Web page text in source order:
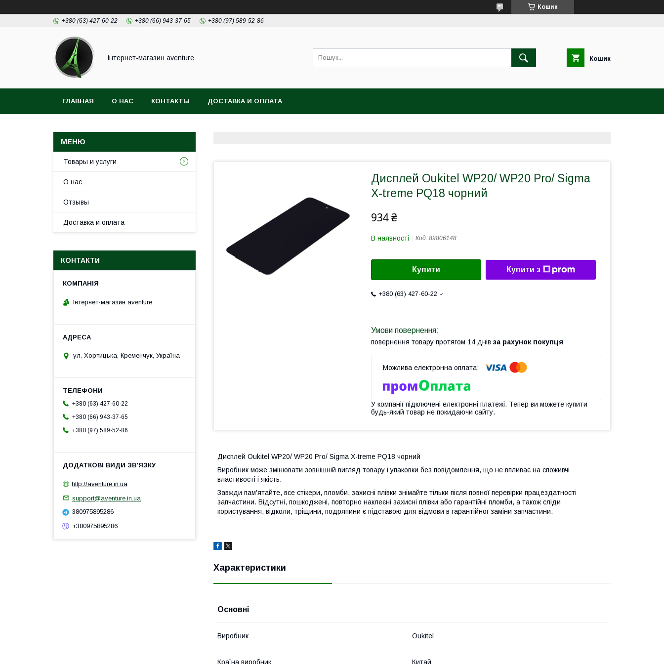
Кошик
+380 (63) 427-60-22 +380 (66) 943-37-65 +380 (97) 589-52-86
Інтернет-магазин aventure Кошик
ГЛАВНАЯ О НАС КОНТАКТЫ ДОСТАВКА И ОПЛАТА
Дисплей Oukitel WP20/ WP20 Pro/ Sigma
X-treme PQ18 чорний
934 ₴
В наявності Код: 89806148
Купити Купити з
+380 (63) 427-60-22
повернення товару протягом 14 днів за рахунок покупця
У компанії підключені електронні платежі. Тепер ви можете купити
будь-який товар не покидаючи сайту.
Дисплей Oukitel WP20/ WP20 Pro/ Sigma X-treme PQ18 чорний
Виробник може змінювати зовнішній вигляд товару і упаковки без повідомлення, що не впливає на споживчі
властивості і якість.
Завжди пам'ятайте, все стікери, пломби, захисні плівки знімайте тільки після повної перевірки працездатності
запчастини. Відсутні, пошкоджені, повторно наклеєні захисні плівки або гарантійні пломби, а також сліди
користування, відколи, тріщини, подряпини є підставою для відмови в гарантійної заміни запчастини.
Характеристики
Основні
Виробник Oukitel
Країна виробник Китай
Товары и услуги
О нас
Отзывы
Доставка и оплата
КОНТАКТИ
Інтернет-магазин aventure
ул. Хортицька, Кременчук, Україна
+380 (63) 427-60-22
+380 (66) 943-37-65
+380 (97) 589-52-86
http://aventure.in.ua
support@aventure.in.ua
380975895286
+380975895286